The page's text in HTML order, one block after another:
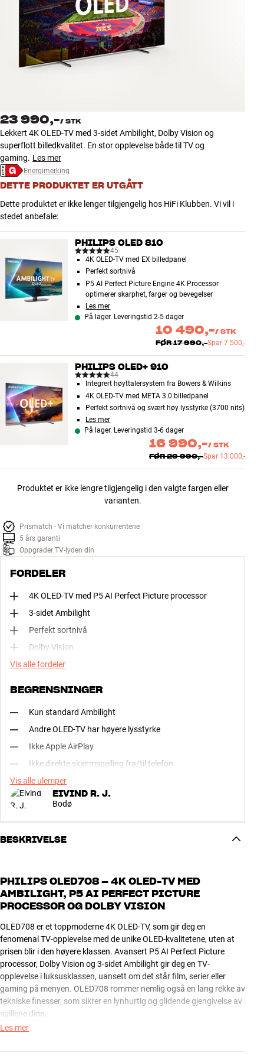
Tilbehør
INSPIRASJON
MERKER
TILBUD
Finn Butikk
Kundeservice
Logg inn
Bygg med lyd
23 990,-/ STK
Lekkert 4K OLED-TV med 3-sidet Ambilight, Dolby Vision og
superflott billedkvalitet. En stor opplevelse både til TV og
gaming. Les mer
Energimerking
DETTE PRODUKTET ER UTGÅTT
Dette produktet er ikke lenger tilgjengelig hos HiFi Klubben. Vi vil i
stedet anbefale:
PHILIPS OLED 810
45
4K OLED-TV med EX billedpanel
Perfekt sortnivå
P5 AI Perfect Picture Engine 4K Processor
optimerer skarphet, farger og bevegelser
Les mer
På lager. Leveringstid 2-5 dager
10 490,-/ STK
FØR17 990,-Spar 7 500,-
PHILIPS OLED+ 910
44
Integrert høyttalersystem fra Bowers & Wilkins
4K OLED-TV med META 3.0 billedpanel
Perfekt sortnivå og svært høy lysstyrke (3700 nits)
Les mer
På lager. Leveringstid 3-6 dager
16 990,-/ STK
FØR29 990,-Spar 13 000,-
Produktet er ikke lengre tilgjengelig i den valgte fargen eller
varianten.
Prismatch - Vi matcher konkurrentene
5 års garanti
Oppgrader TV-lyden din
FORDELER
4K OLED-TV med P5 AI Perfect Picture processor
3-sidet Ambilight
Perfekt sortnivå
Dolby Vision
Vis alle fordeler
BEGRENSNINGER
Kun standard Ambilight
Andre OLED-TV har høyere lysstyrke
Ikke Apple AirPlay
Ikke direkte skjermspeiling fra/til telefon
Vis alle ulemper
EIVIND R. J.
Bodø
BESKRIVELSE
PHILIPS OLED708 – 4K OLED-TV MED
AMBILIGHT, P5 AI PERFECT PICTURE
PROCESSOR OG DOLBY VISION
OLED708 er et toppmoderne 4K OLED-TV, som gir deg en
fenomenal TV-opplevelse med de unike OLED-kvalitetene, uten at
prisen blir i den høyere klassen. Avansert P5 AI Perfect Picture
processor, Dolby Vision og 3-sidet Ambilight gir deg en TV-
opplevelse i luksusklassen, uansett om det står film, serier eller
gaming på menyen. OLED708 rommer nemlig også en lang rekke av
tekniske finesser, som sikrer en lynhurtig og glidende gjengivelse av
spillene dine.
Les mer